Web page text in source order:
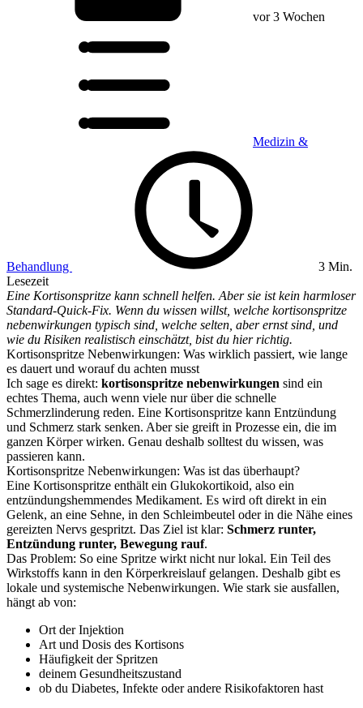
vor 3 Wochen
Medizin &
Behandlung
3 Min.
Lesezeit
Eine Kortisonspritze kann schnell helfen. Aber sie ist kein harmloser
Standard-Quick-Fix. Wenn du wissen willst, welche kortisonspritze
nebenwirkungen typisch sind, welche selten, aber ernst sind, und
wie du Risiken realistisch einschätzt, bist du hier richtig.
Kortisonspritze Nebenwirkungen: Was wirklich passiert, wie lange
es dauert und worauf du achten musst
Ich sage es direkt: kortisonspritze nebenwirkungen sind ein
echtes Thema, auch wenn viele nur über die schnelle
Schmerzlinderung reden. Eine Kortisonspritze kann Entzündung
und Schmerz stark senken. Aber sie greift in Prozesse ein, die im
ganzen Körper wirken. Genau deshalb solltest du wissen, was
passieren kann.
Kortisonspritze Nebenwirkungen: Was ist das überhaupt?
Eine Kortisonspritze enthält ein Glukokortikoid, also ein
entzündungshemmendes Medikament. Es wird oft direkt in ein
Gelenk, an eine Sehne, in den Schleimbeutel oder in die Nähe eines
gereizten Nervs gespritzt. Das Ziel ist klar: Schmerz runter,
Entzündung runter, Bewegung rauf.
Das Problem: So eine Spritze wirkt nicht nur lokal. Ein Teil des
Wirkstoffs kann in den Körperkreislauf gelangen. Deshalb gibt es
lokale und systemische Nebenwirkungen. Wie stark sie ausfallen,
hängt ab von:
Ort der Injektion
Art und Dosis des Kortisons
Häufigkeit der Spritzen
deinem Gesundheitszustand
ob du Diabetes, Infekte oder andere Risikofaktoren hast